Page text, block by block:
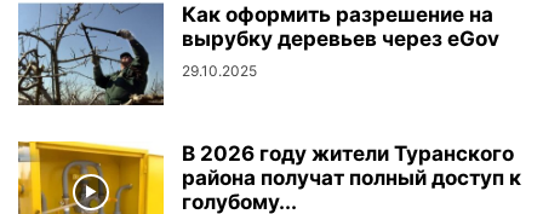
Как оформить разрешение на
вырубку деревьев через eGov
29.10.2025
В 2026 году жители Туранского
района получат полный доступ к
голубому...